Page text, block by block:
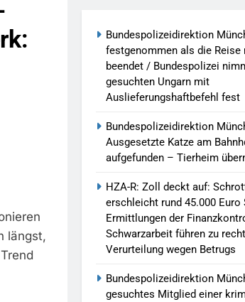
Kriminellen Vereinigung Geht Ins Netz –
Der Bundespolizei In Saarbrücken
In Aubing / Bundespolizei Ermittelt Wegen
Fest / Mann Nach Gleissturz
Anhänger Versteckt Kontrolle In Waidhaus
Grenze Eingereist/Bundespolizei Stellt Auto
längst,
Bundespolizeidirektion
festgenommen als die Reise
beendet / Bundespolizei
gesuchten Ungarn mit
Auslieferungshaftbefehl fest
Bundespolizeidirektion
Ausgesetzte Katze am
aufgefunden – Tierheim
HZA-R: Zoll deckt auf:
erschleicht rund 45.000
Ermittlungen der
Schwarzarbeit führen zu
Verurteilung wegen Betrugs
Bundespolizeidirektion
gesuchtes Mitglied einer